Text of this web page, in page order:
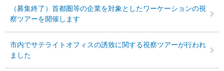
（募集終了）首都圏等の企業を対象としたワーケーションの視
察ツアーを開催します
市内でサテライトオフィスの誘致に関する視察ツアーが行われ
ました